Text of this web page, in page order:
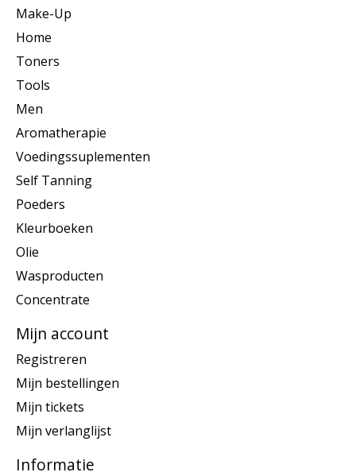
Make-Up
Home
Toners
Tools
Men
Aromatherapie
Voedingssuplementen
Self Tanning
Poeders
Kleurboeken
Olie
Wasproducten
Concentrate
Mijn account
Registreren
Mijn bestellingen
Mijn tickets
Mijn verlanglijst
Informatie